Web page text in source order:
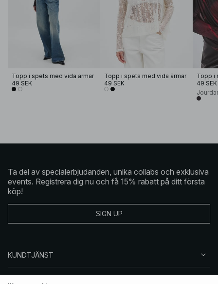
Topp i spets med vida ärmar
49 SEK
Topp i spets med vida ärmar
49 SEK
49 SEK
Ta del av specialerbjudanden, unika collabs och exklusiva
events. Registrera dig nu och få 15% rabatt på ditt första
köp!
SIGN UP
KUNDTJÄNST